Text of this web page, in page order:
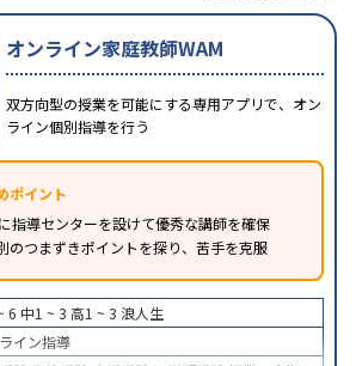
オンライン家庭教師WAM
双方向型の授業を可能にする専用アプリで、オン
ライン個別指導を行う
ポイント
指導センターを設けて優秀な講師を確保
のつまずきポイントを探り、苦手を克服
6 中1 ~ 3 高1 ~ 3 浪人生
イン指導